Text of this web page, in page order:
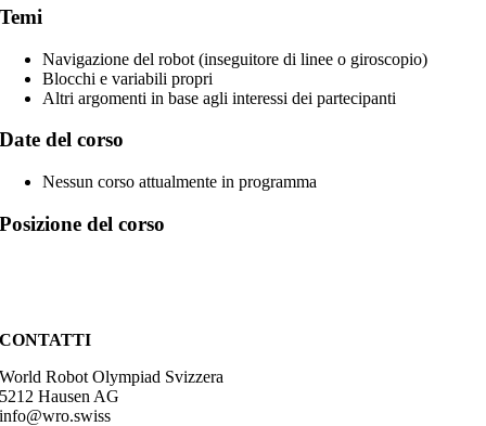
Temi
Navigazione del robot (inseguitore di linee o giroscopio)
Blocchi e variabili propri
Altri argomenti in base agli interessi dei partecipanti
Date del corso
Nessun corso attualmente in programma
Posizione del corso
CONTATTI
World Robot Olympiad Svizzera
5212 Hausen AG
info@wro.swiss